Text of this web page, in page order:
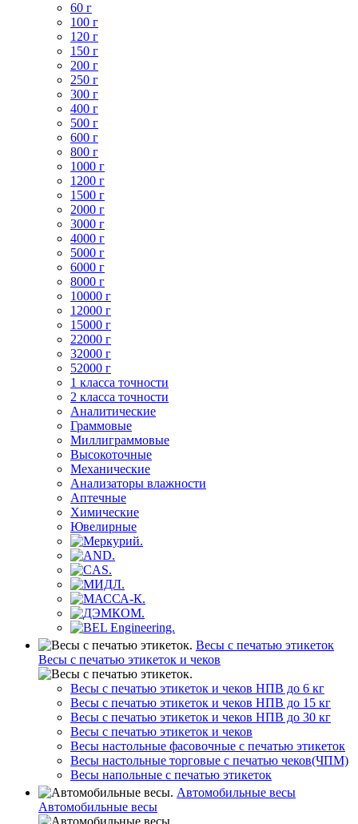
60 г
100 г
120 г
150 г
200 г
250 г
300 г
400 г
500 г
600 г
800 г
1000 г
1200 г
1500 г
2000 г
3000 г
4000 г
5000 г
6000 г
8000 г
10000 г
12000 г
15000 г
22000 г
32000 г
52000 г
1 класса точности
2 класса точности
Аналитические
Граммовые
Миллиграммовые
Высокоточные
Механические
Анализаторы влажности
Аптечные
Химические
Ювелирные
Весы с печатью этикеток
Весы с печатью этикеток и чеков
Весы с печатью этикеток и чеков НПВ до 6 кг
Весы с печатью этикеток и чеков НПВ до 15 кг
Весы с печатью этикеток и чеков НПВ до 30 кг
Весы с печатью этикеток и чеков
Весы настольные фасовочные с печатью этикеток
Весы настольные торговые с печатью чеков(ЧПМ)
Весы напольные с печатью этикеток
Автомобильные весы
Автомобильные весы